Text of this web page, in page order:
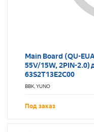
Main Board (QU-
55V/15W, 2PIN-2.0)
63S2T13E2C00
BBK, YUNO
Под заказ